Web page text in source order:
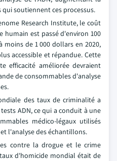
soutiennent ces processus.
Research Institute, le coût
humain est passé d'environ 100
moins de 1 000 dollars en 2020,
accessible et répandue. Cette
efficacité améliorée devraient
de consommables d'analyse
des taux de criminalité a
ADN, ce qui a conduit à une
médico-légaux utilisés
l'analyse des échantillons.
contre la drogue et le crime
d'homicide mondial était de